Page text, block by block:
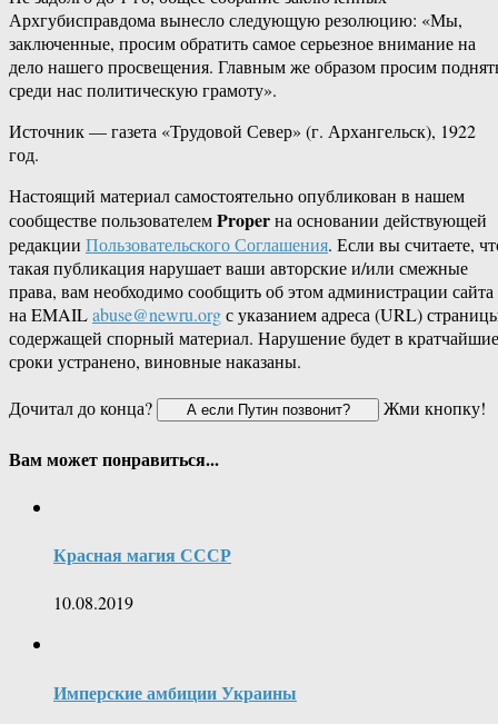
Архгубисправдома вынесло следующую резолюцию: «Мы,
заключенные, просим обратить самое серьезное внимание на
дело нашего просвещения. Главным же образом просим
среди нас политическую грамоту».
Источник — газета «Трудовой Север» (г. Архангельск), 1922
год.
Настоящий материал самостоятельно опубликован в нашем
сообществе пользователемProperна основании действующей
редакции Пользовательского Соглашения. Если вы считаете,
такая публикация нарушает ваши авторские и/или смежные
права, вам необходимо сообщить об этом администрации сайта
на EMAILabuse@newru.orgс указанием адреса (URL)
содержащей спорный материал. Нарушение будет в кратчайшие
сроки устранено, виновные наказаны.
Дочитал до конца?
Жми кнопку!
Вам может понравиться...
Красная магия СССР
10.08.2019
Имперские амбиции Украины